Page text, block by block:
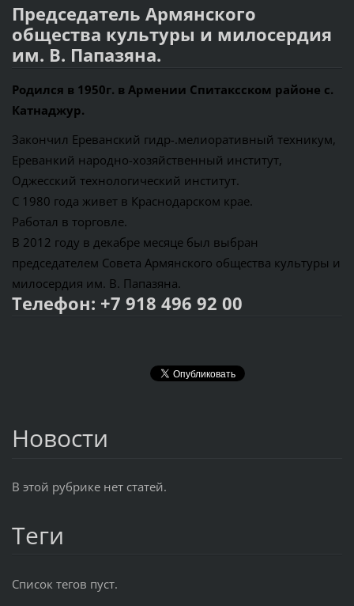
Председатель Армянского
общества культуры и милосердия
им. В. Папазяна.
Родился в 1950г. в Армении Спитаксском районе с.
Катнаджур.
Закончил Ереванский гидр-.мелиоративный техникум,
Ереванкий народно-хозяйственный институт,
Оджесский технологический институт.
С 1980 года живет в Краснодарском крае.
Работал в торговле.
В 2012 году в декабре месяце был выбран
председателем Совета Армянского общества культуры и
милосердия им. В. Папазяна.
Телефон: +7 918 496 92 00
Новости
В этой рубрике нет статей.
Теги
Список тегов пуст.